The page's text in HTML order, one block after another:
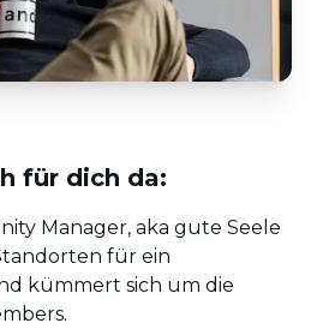
für dich da:
Manager, aka gute Seele
für ein
kümmert sich um die